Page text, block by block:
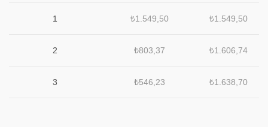
1 ₺1.549,50 ₺1.549,50
2 ₺803,37 ₺1.606,74
3 ₺546,23 ₺1.638,70